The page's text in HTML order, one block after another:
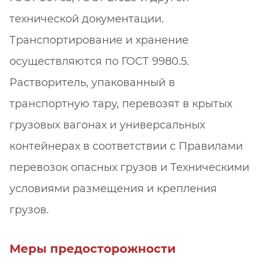
технической документации.
Транспортирование и хранение
осуществляются по ГОСТ 9980.5.
Растворитель, упакованный в
транспортную тару, перевозят в крытых
грузовых вагонах и универсальных
контейнерах в соответствии с Правилами
перевозок опасных грузов и Техническими
условиями размещения и крепления
грузов.
Меры предосторожности